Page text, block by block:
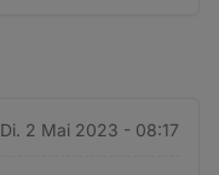
Di. 2 Mai 2023 - 08:17